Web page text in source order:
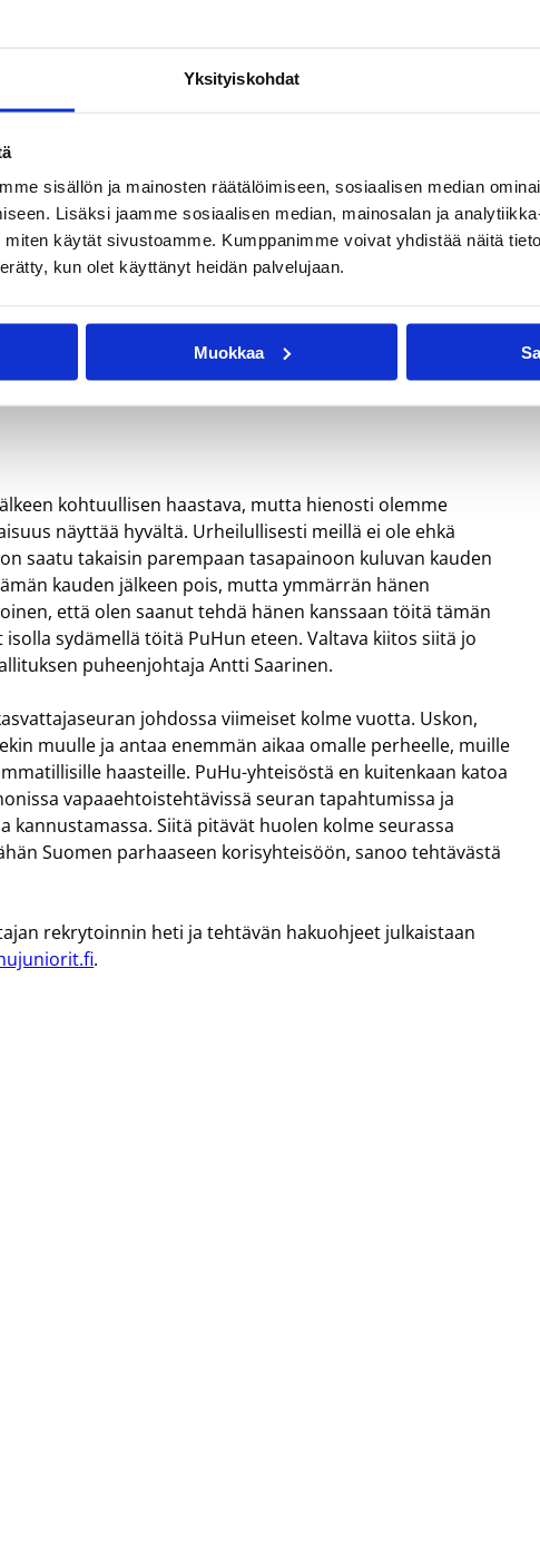
Yksityiskohdat
sisällön ja mainosten räätälöimiseen, sosiaalisen median
Lisäksi jaamme sosiaalisen median, mainosalan ja
käytät sivustoamme. Kumppanimme voivat yhdistää näitä
kun olet käyttänyt heidän palvelujaan.
Muokkaa
kohtuullisen haastava, mutta hienosti olemme
näyttää hyvältä. Urheilullisesti meillä ei ole ehkä
saatu takaisin parempaan tasapainoon kuluvan kauden
kauden jälkeen pois, mutta ymmärrän hänen
että olen saanut tehdä hänen kanssaan töitä tämän
sydämellä töitä PuHun eteen. Valtava kiitos siitä jo
puheenjohtaja Antti Saarinen.
johdossa viimeiset kolme vuotta. Uskon,
muulle ja antaa enemmän aikaa omalle perheelle, muille
haasteille. PuHu-yhteisöstä en kuitenkaan katoa
vapaaehtoistehtävissä seuran tapahtumissa ja
kannustamassa. Siitä pitävät huolen kolme seurassa
Suomen parhaaseen korisyhteisöön, sanoo tehtävästä
rekrytoinnin heti ja tehtävän hakuohjeet julkaistaan
i.